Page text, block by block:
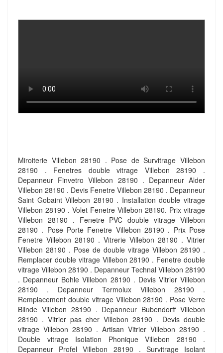
Miroiterie Villebon 28190 . Pose de Survitrage Villebon
28190 . Fenetres double vitrage Villebon 28190 .
Depanneur Finvetro Villebon 28190 . Depanneur Alder
Villebon 28190 . Devis Fenetre Villebon 28190 . Depanneur
Saint Gobaint Villebon 28190 . Installation double vitrage
Villebon 28190 . Volet Fenetre Villebon 28190. Prix vitrage
Villebon 28190 . Fenetre PVC double vitrage Villebon
28190 . Pose Porte Fenetre Villebon 28190 . Prix Pose
Fenetre Villebon 28190 . Vitrerie Villebon 28190 . Vitrier
Villebon 28190 . Pose de double vitrage Villebon 28190 .
Remplacer double vitrage Villebon 28190 . Fenetre double
vitrage Villebon 28190 . Depanneur Technal Villebon 28190
. Depanneur Bohle Villebon 28190 . Devis Vitrier Villebon
28190 . Depanneur Termolux Villebon 28190 .
Remplacement double vitrage Villebon 28190 . Pose Verre
Blinde Villebon 28190 . Depanneur Bubendorff Villebon
28190 . Vitrier pas cher Villebon 28190 . Devis double
vitrage Villebon 28190 . Artisan Vitrier Villebon 28190 .
Double vitrage Isolation Phonique Villebon 28190 .
Depanneur Profel Villebon 28190 . Survitrage Isolant